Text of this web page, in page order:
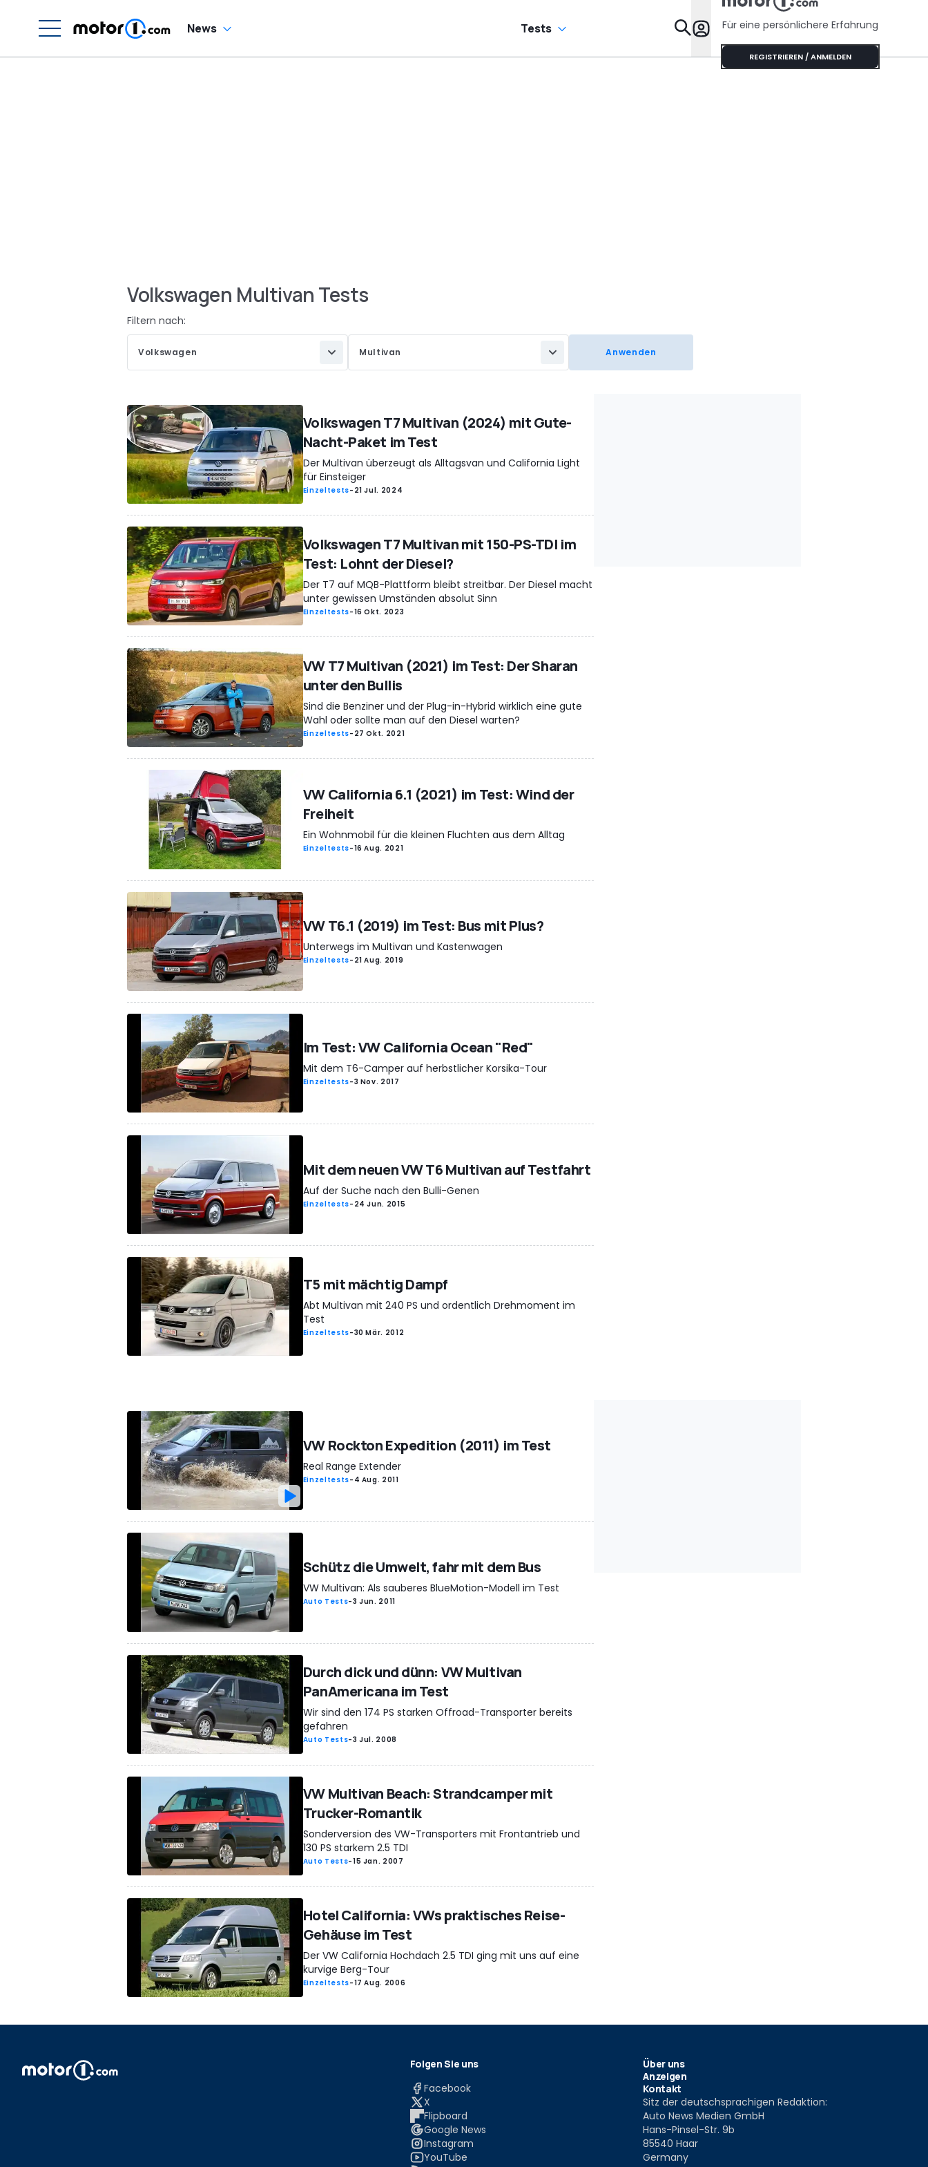
News Tests Specials
Für eine persönlichere Erfahrung
REGISTRIEREN / ANMELDEN
Volkswagen Multivan Tests
Filtern nach:
Volkswagen Multivan
Volkswagen T7 Multivan (2024) mit Gute-
Nacht-Paket im Test
Der Multivan überzeugt als Alltagsvan und California Light
für Einsteiger
Einzeltests- 21 Jul. 2024
Volkswagen T7 Multivan mit 150-PS-TDI im
Test: Lohnt der Diesel?
Der T7 auf MQB-Plattform bleibt streitbar. Der Diesel macht
unter gewissen Umständen absolut Sinn
Einzeltests-16 Okt. 2023
VW T7 Multivan (2021) im Test: Der Sharan
unter den Bullis
Sind die Benziner und der Plug-in-Hybrid wirklich eine gute
Wahl oder sollte man auf den Diesel warten?
Einzeltests- 27 Okt. 2021
VW California 6.1 (2021) im Test: Wind der
Freiheit
Ein Wohnmobil für die kleinen Fluchten aus dem Alltag
Einzeltests-16 Aug. 2021
VW T6.1 (2019) im Test: Bus mit Plus?
Unterwegs im Multivan und Kastenwagen
Einzeltests- 21 Aug. 2019
Im Test: VW California Ocean "Red"
Mit dem T6-Camper auf herbstlicher Korsika-Tour
Einzeltests-3 Nov. 2017
Mit dem neuen VW T6 Multivan auf Testfahrt
Auf der Suche nach den Bulli-Genen
Einzeltests- 24 Jun. 2015
T5 mit mächtig Dampf
Abt Multivan mit 240 PS und ordentlich Drehmoment im
Test
Einzeltests-30 Mär. 2012
VW Rockton Expedition (2011) im Test
Real Range Extender
Einzeltests- 4 Aug. 2011
Schütz die Umwelt, fahr mit dem Bus
VW Multivan: Als sauberes BlueMotion-Modell im Test
Auto Tests-3 Jun. 2011
Durch dick und dünn: VW Multivan
PanAmericana im Test
Wir sind den 174 PS starken Offroad-Transporter bereits
gefahren
Auto Tests-3 Jul. 2008
VW Multivan Beach: Strandcamper mit
Trucker-Romantik
Sonderversion des VW-Transporters mit Frontantrieb und
130 PS starkem 2.5 TDI
Auto Tests-15 Jan. 2007
Hotel California: VWs praktisches Reise-
Gehäuse im Test
Der VW California Hochdach 2.5 TDI ging mit uns auf eine
kurvige Berg-Tour
Einzeltests-17 Aug. 2006
Folgen Sie uns
Facebook
X
Flipboard
Google News
Instagram
YouTube
Über uns
Anzeigen
Kontakt
Sitz der deutschsprachigen Redaktion:
Auto News Medien GmbH
Hans-Pinsel-Str. 9b
85540 Haar
Germany